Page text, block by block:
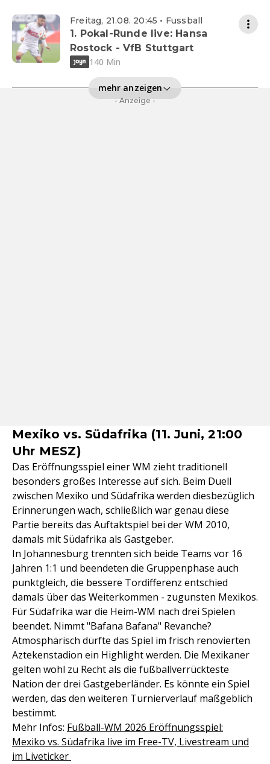
Freitag, 21.08. 20:45 • Fussball
1. Pokal-Runde live: Hansa
Rostock - VfB Stuttgart
140 Min
mehr anzeigen
- Anzeige -
Mexiko vs. Südafrika (11. Juni, 21:00
Uhr MESZ)
Das Eröffnungsspiel einer WM zieht traditionell
besonders großes Interesse auf sich. Beim Duell
zwischen Mexiko und Südafrika werden diesbezüglich
Erinnerungen wach, schließlich war genau diese
Partie bereits das Auftaktspiel bei der WM 2010,
damals mit Südafrika als Gastgeber.
In Johannesburg trennten sich beide Teams vor 16
Jahren 1:1 und beendeten die Gruppenphase auch
punktgleich, die bessere Tordifferenz entschied
damals über das Weiterkommen - zugunsten Mexikos.
Für Südafrika war die Heim-WM nach drei Spielen
beendet. Nimmt "Bafana Bafana" Revanche?
Atmosphärisch dürfte das Spiel im frisch renovierten
Aztekenstadion ein Highlight werden. Die Mexikaner
gelten wohl zu Recht als die fußballverrückteste
Nation der drei Gastgeberländer. Es könnte ein Spiel
werden, das den weiteren Turnierverlauf maßgeblich
bestimmt.
Mehr Infos: Fußball-WM 2026 Eröffnungsspiel:
Mexiko vs. Südafrika live im Free-TV, Livestream und
im Liveticker